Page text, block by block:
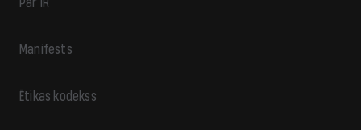
Par IR
Manifests
Ētikas kodekss